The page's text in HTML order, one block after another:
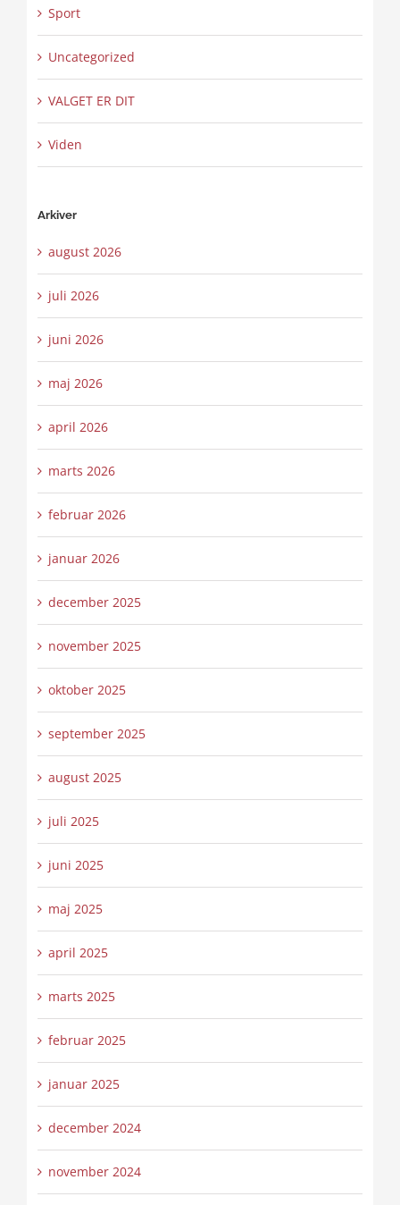
Sport
Uncategorized
VALGET ER DIT
Viden
Arkiver
august 2026
juli 2026
juni 2026
maj 2026
april 2026
marts 2026
februar 2026
januar 2026
december 2025
november 2025
oktober 2025
september 2025
august 2025
juli 2025
juni 2025
maj 2025
april 2025
marts 2025
februar 2025
januar 2025
december 2024
november 2024